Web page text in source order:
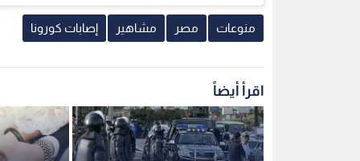
منوعات مصر مشاهير إصابات كورونا
اقرأ أيضاً